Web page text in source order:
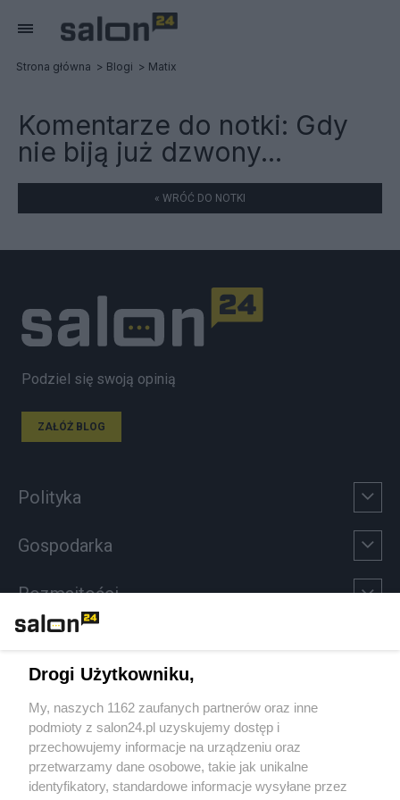
Strona główna Blogi Matix
Komentarze do notki: Gdy
nie biją już dzwony...
« WRÓĆ DO NOTKI
Podziel się swoją opinią
ZAŁÓŻ BLOG
Polityka
Gospodarka
Rozmaitości
Sport
Społeczeństwo
Kultura
Drogi Użytkowniku,
My, naszych 1162 zaufanych partnerów oraz inne
podmioty z salon24.pl uzyskujemy dostęp i
przechowujemy informacje na urządzeniu oraz
przetwarzamy dane osobowe, takie jak unikalne
identyfikatory, standardowe informacje wysyłane przez